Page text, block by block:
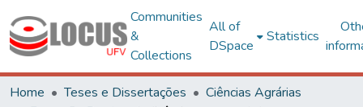
Communities
&
Collections
All of
DSpace
Statistics
Home Teses e Dissertações
Ciências Agrárias